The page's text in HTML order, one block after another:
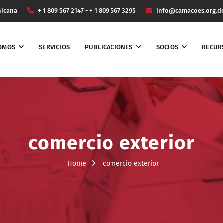
+ 1 809 567 2147 - + 1 809 567 3295
SERVICIOS PUBLICACIONES SOCIOS
comercio exterior
Home comercio exterior